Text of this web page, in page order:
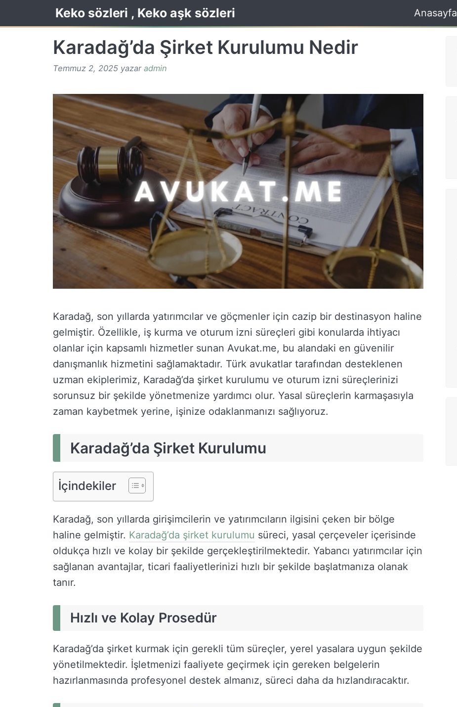
atla
Keko sözleri , Keko aşk sözleri Anasayfa
Karadağ’da Şirket Kurulumu Nedir
Temmuz 2, 2025 yazar admin
Karadağ, son yıllarda yatırımcılar ve göçmenler için cazip bir destinasyon haline
gelmiştir. Özellikle, iş kurma ve oturum izni süreçleri gibi konularda ihtiyacı
olanlar için kapsamlı hizmetler sunan Avukat.me, bu alandaki en güvenilir
danışmanlık hizmetini sağlamaktadır. Türk avukatlar tarafından desteklenen
uzman ekiplerimiz, Karadağ’da şirket kurulumu ve oturum izni süreçlerinizi
sorunsuz bir şekilde yönetmenize yardımcı olur. Yasal süreçlerin karmaşasıyla
zaman kaybetmek yerine, işinize odaklanmanızı sağlıyoruz.
Karadağ’da Şirket Kurulumu
İçindekiler
Karadağ, son yıllarda girişimcilerin ve yatırımcıların ilgisini çeken bir bölge
haline gelmiştir. Karadağ’da şirket kurulumu süreci, yasal çerçeveler içerisinde
oldukça hızlı ve kolay bir şekilde gerçekleştirilmektedir. Yabancı yatırımcılar için
sağlanan avantajlar, ticari faaliyetlerinizi hızlı bir şekilde başlatmanıza olanak
tanır.
Hızlı ve Kolay Prosedür
Karadağ’da şirket kurmak için gerekli tüm süreçler, yerel yasalara uygun şekilde
yönetilmektedir. İşletmenizi faaliyete geçirmek için gereken belgelerin
hazırlanmasında profesyonel destek almanız, süreci daha da hızlandıracaktır.